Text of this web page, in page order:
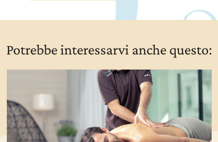
Potrebbe interessarvi anche questo: